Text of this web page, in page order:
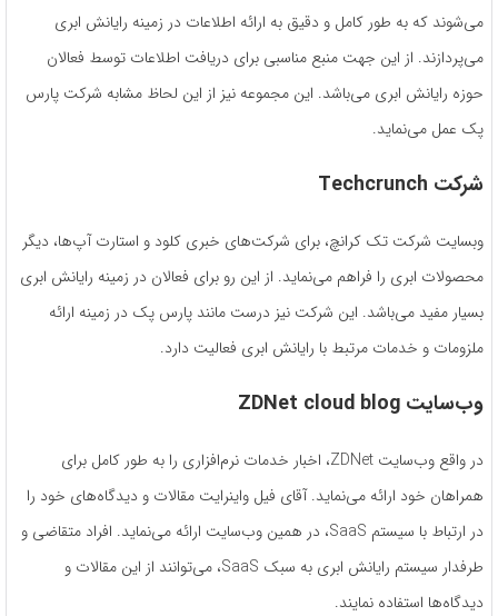
می‌شوند که به طور کامل و دقیق به ارائه اطلاعات در زمینه رایانش ابری
می‌پردازند. از این جهت منبع مناسبی برای دریافت اطلاعات توسط فعالان
حوزه رایانش ابری می‌باشد. این مجموعه نیز از این لحاظ مشابه شرکت پارس
پک عمل می‌نماید.
شرکت Techcrunch
وبسایت شرکت تک کرانچ، برای شرکت‌های خبری کلود و استارت آپ‌ها، دیگر
محصولات ابری را فراهم می‌نماید. از این رو برای فعالان در زمینه رایانش ابری
بسیار مفید می‌باشد. این شرکت نیز درست مانند پارس پک در زمینه ارائه
ملزومات و خدمات مرتبط با رایانش ابری فعالیت دارد.
وب‌سایت ZDNet cloud blog
در واقع وب‌سایت ZDNet، اخبار خدمات نرم‌افزاری را به طور کامل برای
همراهان خود ارائه می‌نماید. آقای فیل واینرایت مقالات و دیدگاه‌های خود را
در ارتباط با سیستم SaaS، در همین وب‌سایت ارائه می‌نماید. افراد متقاضی و
طرفدار سیستم رایانش ابری به سبک SaaS، می‌توانند از این مقالات و
دیدگاه‌ها استفاده نمایند.